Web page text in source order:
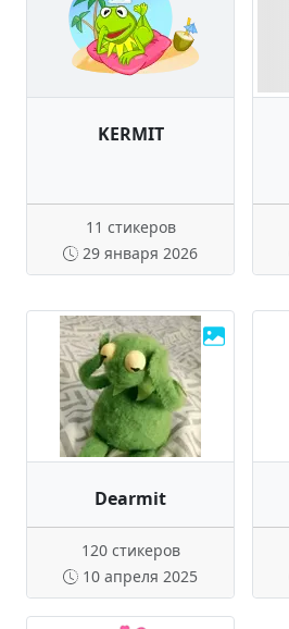
KERMIT
11 стикеров
29 января 2026
Dearmit
120 стикеров
10 апреля 2025